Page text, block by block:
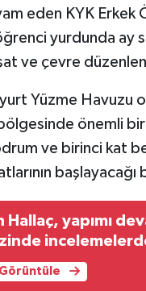
eden KYK
yurdunda ay
ve çevre
Yüzme Havuzu
önemli bir
ve birinci kat
Hallaç, yapımı